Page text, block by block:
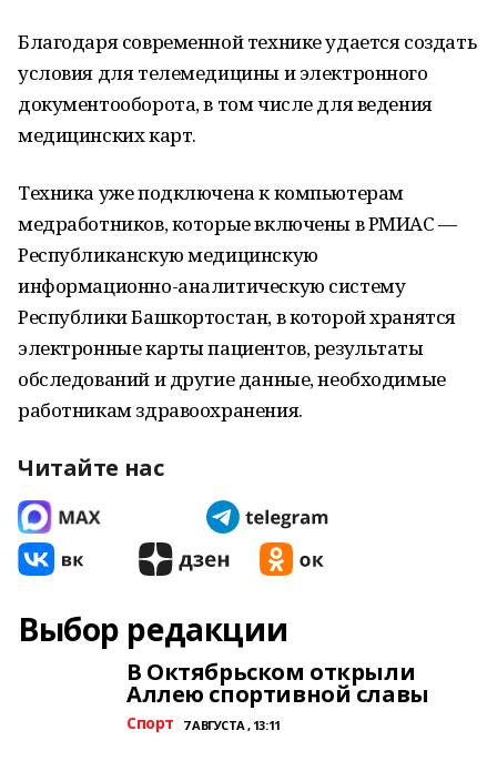
Благодаря современной технике удается создать
условия для телемедицины и электронного
документооборота, в том числе для ведения
медицинских карт.
Техника уже подключена к компьютерам
медработников, которые включены в РМИАС —
Республиканскую медицинскую
информационно-аналитическую систему
Республики Башкортостан, в которой хранятся
электронные карты пациентов, результаты
обследований и другие данные, необходимые
работникам здравоохранения.
Читайте нас
Выбор редакции
В Октябрьском открыли
Аллею спортивной славы
Спорт 7 АВГУСТА , 13:11